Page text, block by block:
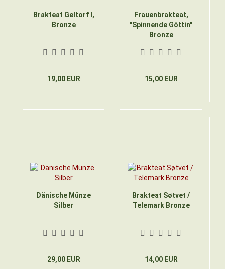
Brakteat Geltorf I,
Bronze
19,00 EUR
Frauenbrakteat,
"Spinnende Göttin"
Bronze
15,00 EUR
Dänische Münze
Silber
29,00 EUR
Brakteat Søtvet /
Telemark Bronze
14,00 EUR